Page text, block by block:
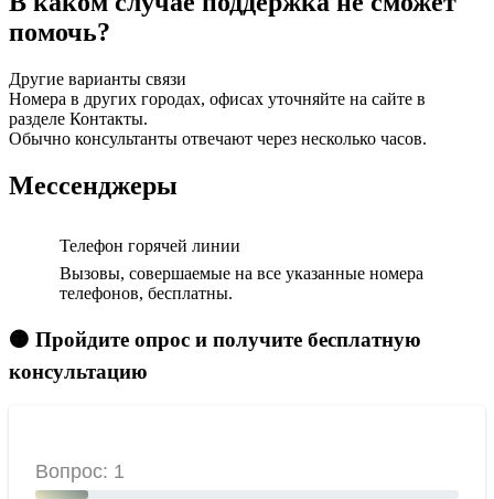
помочь?
Другие варианты связи
Номера в других городах, офисах уточняйте на сайте в
разделе Контакты.
Обычно консультанты отвечают через несколько часов.
Мессенджеры
Телефон горячей линии
Вызовы, совершаемые на все указанные номера
телефонов, бесплатны.
🟠 Пройдите опрос и получите бесплатную
консультацию